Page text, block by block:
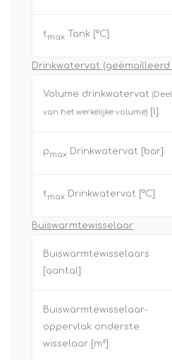
tmax Tank [°C]:
Drinkwatervat (geëmailleerd
Volume drinkwatervat (Deel
van het werkelijke volume) [l]:
pmax Drinkwatervat [bar]:
tmax Drinkwatervat [°C]:
Buiswarmtewisselaar
Buiswarmtewisselaars
[aantal]:
Buiswarmtewisselaar-
oppervlak onderste
wisselaar [m²]: